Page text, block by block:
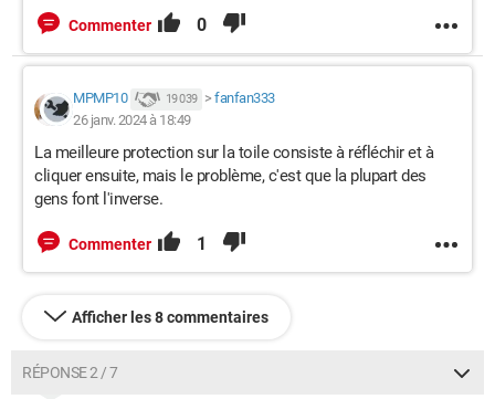
Commenter 0
MPMP10 19 039 > fanfan333
26 janv. 2024 à 18:49
La meilleure protection sur la toile consiste à réfléchir et à
cliquer ensuite, mais le problème, c'est que la plupart des
gens font l'inverse.
Commenter 1
Afficher les 8 commentaires
RÉPONSE 2 / 7